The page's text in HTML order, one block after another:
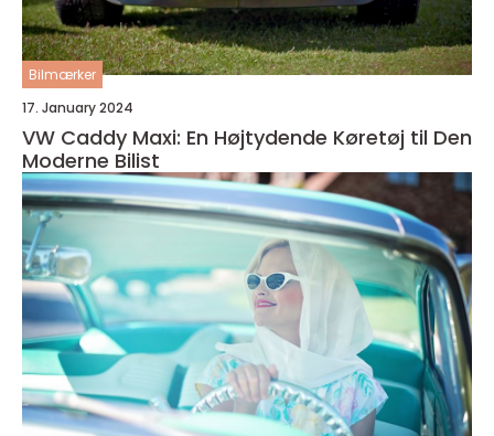
Bilmærker
17. January 2024
VW Caddy Maxi: En Højtydende Køretøj til Den
Moderne Bilist